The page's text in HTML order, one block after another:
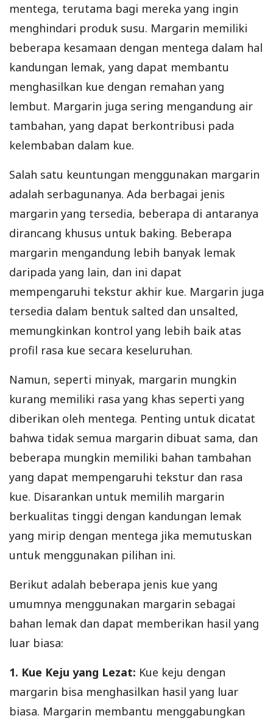
mentega, terutama bagi mereka yang ingin
menghindari produk susu. Margarin memiliki
beberapa kesamaan dengan mentega dalam hal
kandungan lemak, yang dapat membantu
menghasilkan kue dengan remahan yang
lembut. Margarin juga sering mengandung air
tambahan, yang dapat berkontribusi pada
kelembaban dalam kue.
Salah satu keuntungan menggunakan margarin
adalah serbagunanya. Ada berbagai jenis
margarin yang tersedia, beberapa di antaranya
dirancang khusus untuk baking. Beberapa
margarin mengandung lebih banyak lemak
daripada yang lain, dan ini dapat
mempengaruhi tekstur akhir kue. Margarin juga
tersedia dalam bentuk salted dan unsalted,
memungkinkan kontrol yang lebih baik atas
profil rasa kue secara keseluruhan.
Namun, seperti minyak, margarin mungkin
kurang memiliki rasa yang khas seperti yang
diberikan oleh mentega. Penting untuk dicatat
bahwa tidak semua margarin dibuat sama, dan
beberapa mungkin memiliki bahan tambahan
yang dapat mempengaruhi tekstur dan rasa
kue. Disarankan untuk memilih margarin
berkualitas tinggi dengan kandungan lemak
yang mirip dengan mentega jika memutuskan
untuk menggunakan pilihan ini.
Berikut adalah beberapa jenis kue yang
umumnya menggunakan margarin sebagai
bahan lemak dan dapat memberikan hasil yang
luar biasa:
1. Kue Keju yang Lezat: Kue keju dengan
margarin bisa menghasilkan hasil yang luar
biasa. Margarin membantu menggabungkan